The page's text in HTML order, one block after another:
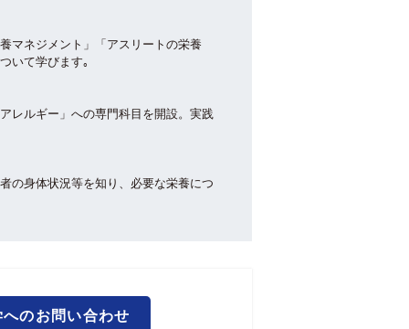
マネジメント」「アスリートの栄養
いて学びます｡
レルギー」への専門科目を開設。実践
の身体状況等を知り、必要な栄養につ
へのお問い合わせ